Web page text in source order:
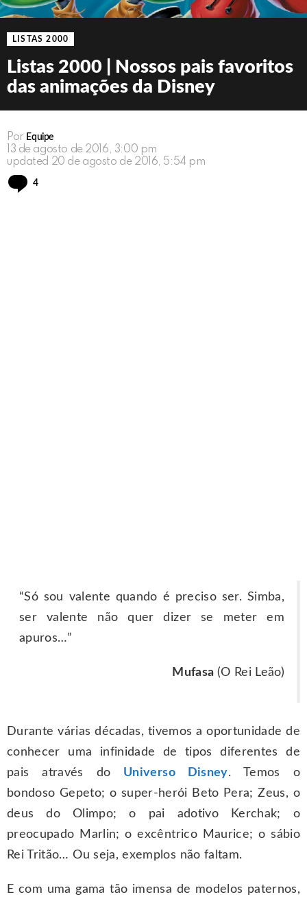
LISTAS 2000
Listas 2000 | Nossos pais favoritos
das animações da Disney
Por Equipe
13 de agosto de 2016, 3:00 pm
updated 20 de agosto de 2016, 5:54 pm
4
“Só sou valente quando é preciso ser. Simba,
ser valente não quer dizer se meter em
apuros…”
Mufasa (O Rei Leão)
Durante várias décadas, tivemos a oportunidade de
conhecer uma infinidade de tipos diferentes de
pais através do Universo Disney. Temos o
bondoso Gepeto; o super-herói Beto Pera; Zeus, o
deus do Olimpo; o pai adotivo Kerchak; o
preocupado Marlin; o excêntrico Maurice; o sábio
Rei Tritão… Ou seja, exemplos não faltam.
E com uma gama tão imensa de modelos paternos,